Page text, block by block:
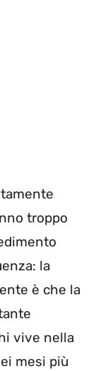
troppo
la
è che la
vive nella
mesi più